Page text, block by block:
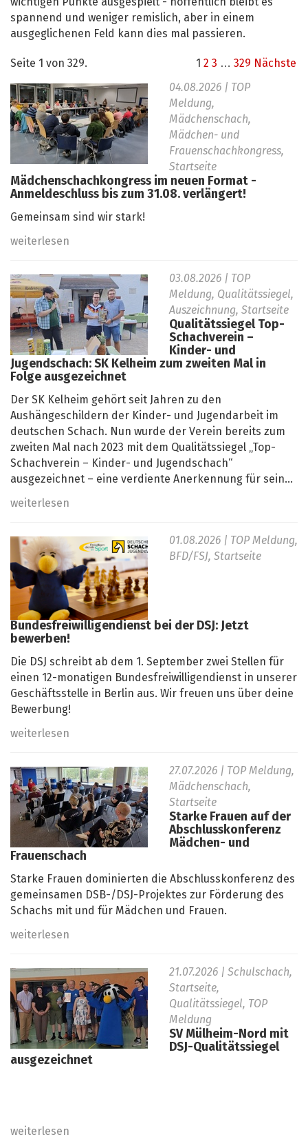
wichtigen Punkte ausgespielt - hoffentlich bleibt es
spannend und weniger remislich, aber in einem
ausgeglichenen Feld kann dies mal passieren.
Seite 1 von 329. 1 2 3 … 329 Nächste
04.08.2026 | TOP
Meldung,
Mädchenschach,
Mädchen- und
Frauenschachkongress,
Startseite
Mädchenschachkongress im neuen Format -
Anmeldeschluss bis zum 31.08. verlängert!
Gemeinsam sind wir stark!
weiterlesen
03.08.2026 | TOP
Meldung, Qualitätssiegel,
Auszeichnung, Startseite
Qualitätssiegel Top-
Schachverein –
Kinder- und
Jugendschach: SK Kelheim zum zweiten Mal in
Folge ausgezeichnet
Der SK Kelheim gehört seit Jahren zu den
Aushängeschildern der Kinder- und Jugendarbeit im
deutschen Schach. Nun wurde der Verein bereits zum
zweiten Mal nach 2023 mit dem Qualitätssiegel „Top-
Schachverein – Kinder- und Jugendschach“
ausgezeichnet – eine verdiente Anerkennung für sein...
weiterlesen
01.08.2026 | TOP Meldung,
BFD/FSJ, Startseite
Bundesfreiwilligendienst bei der DSJ: Jetzt
bewerben!
Die DSJ schreibt ab dem 1. September zwei Stellen für
einen 12-monatigen Bundesfreiwilligendienst in unserer
Geschäftsstelle in Berlin aus. Wir freuen uns über deine
Bewerbung!
weiterlesen
27.07.2026 | TOP Meldung,
Mädchenschach,
Startseite
Starke Frauen auf der
Abschlusskonferenz
Mädchen- und
Frauenschach
Starke Frauen dominierten die Abschlusskonferenz des
gemeinsamen DSB-/DSJ-Projektes zur Förderung des
Schachs mit und für Mädchen und Frauen.
weiterlesen
21.07.2026 | Schulschach,
Startseite,
Qualitätssiegel, TOP
Meldung
SV Mülheim-Nord mit
DSJ-Qualitätssiegel
ausgezeichnet
weiterlesen